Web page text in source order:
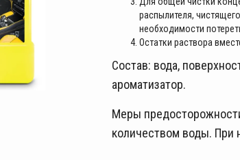
распылителя,
необходимости
Остатки раствора
Состав: вода,
ароматизатор.
Меры
количеством воды. При